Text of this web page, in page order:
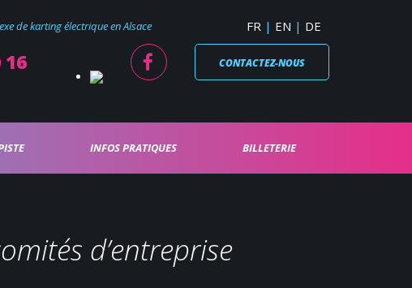
de karting électrique en Alsace FR EN DE
16 Facebook
CONTACTEZ-NOUS
INFOS PRATIQUES BILLETERIE
d’entreprise